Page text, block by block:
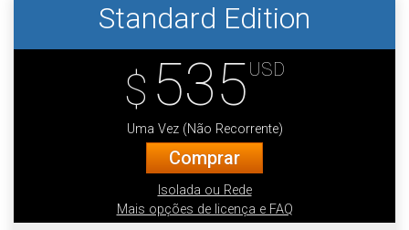
Standard Edition
$ 535 USD
Uma Vez (Não Recorrente)
Comprar
Isolada ou Rede
Mais opções de licença e FAQ